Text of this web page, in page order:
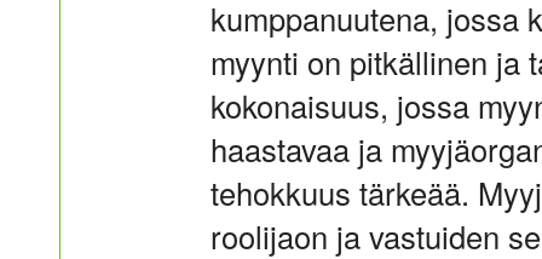
kumppanuutena, jossa
myynti on pitkällinen ja
kokonaisuus, jossa
haastavaa ja
tehokkuus tärkeää.
roolijaon ja vastuiden